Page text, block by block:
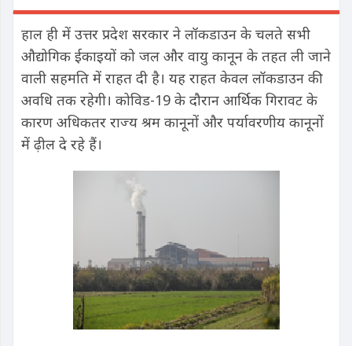
हाल ही में उत्तर प्रदेश सरकार ने लॉकडाउन के चलते सभी
औद्योगिक ईकाइयों को जल और वायु कानून के तहत ली जाने
वाली सहमति में राहत दी है। यह राहत केवल लॉकडाउन की
अवधि तक रहेगी। कोविड-19 के दौरान आर्थिक गिरावट के
कारण अधिकतर राज्य श्रम कानूनों और पर्यावरणीय कानूनों
में ढ़ील दे रहे हैं।